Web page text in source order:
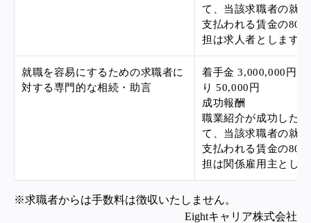
て、当該求職者の就
支払われる賃金の
担は求人者とします）
就職を容易にするための求職者に
対する専門的な相続・助言
着手金 3,000,000円・
り 50,000円
成功報酬
職業紹介が成功した
て、当該求職者の就
支払われる賃金の
担は関係雇用主とし
※求職者からは手数料は徴収いたしません。
Eightキャリア株式会社